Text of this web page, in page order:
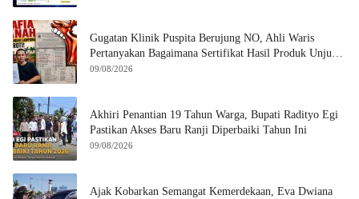
Gugatan Klinik Puspita Berujung NO, Ahli Waris
Pertanyakan Bagaimana Sertifikat Hasil Produk Unjuk
Rasa Jadi Agunan Bank
09/08/2026
Akhiri Penantian 19 Tahun Warga, Bupati Radityo Egi
Pastikan Akses Baru Ranji Diperbaiki Tahun Ini
09/08/2026
Ajak Kobarkan Semangat Kemerdekaan, Eva Dwiana